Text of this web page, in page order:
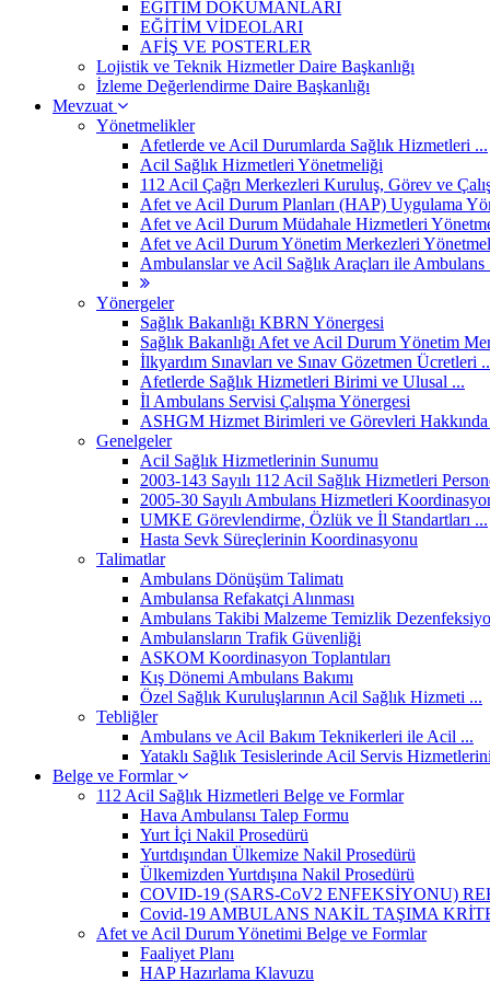
EĞİTİM DÖKÜMANLARI
EĞİTİM VİDEOLARI
AFİŞ VE POSTERLER
Lojistik ve Teknik Hizmetler Daire Başkanlığı
İzleme Değerlendirme Daire Başkanlığı
Mevzuat
Yönetmelikler
Afetlerde ve Acil Durumlarda Sağlık Hizmetleri ...
Acil Sağlık Hizmetleri Yönetmeliği
112 Acil Çağrı Merkezleri Kuruluş, Görev ve
Afet ve Acil Durum Planları (HAP) Uygulama
Afet ve Acil Durum Müdahale Hizmetleri
Afet ve Acil Durum Yönetim Merkezleri
Ambulanslar ve Acil Sağlık Araçları ile Ambulans
Yönergeler
Sağlık Bakanlığı KBRN Yönergesi
Sağlık Bakanlığı Afet ve Acil Durum Yönetim
İlkyardım Sınavları ve Sınav Gözetmen Ücretleri
Afetlerde Sağlık Hizmetleri Birimi ve Ulusal ...
İl Ambulans Servisi Çalışma Yönergesi
ASHGM Hizmet Birimleri ve Görevleri Hakkında
Genelgeler
Acil Sağlık Hizmetlerinin Sunumu
2003-143 Sayılı 112 Acil Sağlık Hizmetleri
2005-30 Sayılı Ambulans Hizmetleri
UMKE Görevlendirme, Özlük ve İl Standartları ...
Hasta Sevk Süreçlerinin Koordinasyonu
Talimatlar
Ambulans Dönüşüm Talimatı
Ambulansa Refakatçi Alınması
Ambulans Takibi Malzeme Temizlik
Ambulansların Trafik Güvenliği
ASKOM Koordinasyon Toplantıları
Kış Dönemi Ambulans Bakımı
Özel Sağlık Kuruluşlarının Acil Sağlık Hizmeti ...
Tebliğler
Ambulans ve Acil Bakım Teknikerleri ile Acil ...
Yataklı Sağlık Tesislerinde Acil Servis
Belge ve Formlar
112 Acil Sağlık Hizmetleri Belge ve Formlar
Hava Ambulansı Talep Formu
Yurt İçi Nakil Prosedürü
Yurtdışından Ülkemize Nakil Prosedürü
Ülkemizden Yurtdışına Nakil Prosedürü
COVID-19 (SARS-CoV2 ENFEKSİYONU)
Covid-19 AMBULANS NAKİL TAŞIMA
Afet ve Acil Durum Yönetimi Belge ve Formlar
Faaliyet Planı
HAP Hazırlama Klavuzu